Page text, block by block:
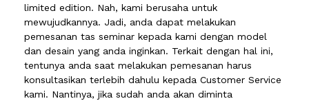
limited edition. Nah, kami berusaha untuk
mewujudkannya. Jadi, anda dapat melakukan
pemesanan tas seminar kepada kami dengan model
dan desain yang anda inginkan. Terkait dengan hal ini,
tentunya anda saat melakukan pemesanan harus
konsultasikan terlebih dahulu kepada Customer Service
kami. Nantinya, jika sudah anda akan diminta